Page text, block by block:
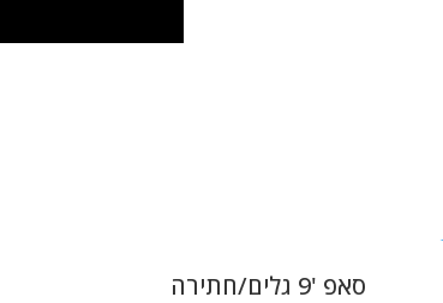
סאפ '9 גלים/חתירה